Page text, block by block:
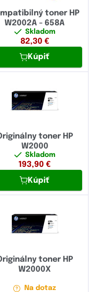
toner HP
W2002A - 658A
Skladom
82,30 €
Kúpiť
toner HP
W2000
Skladom
193,90 €
Kúpiť
toner HP
W2000X
Na dotaz